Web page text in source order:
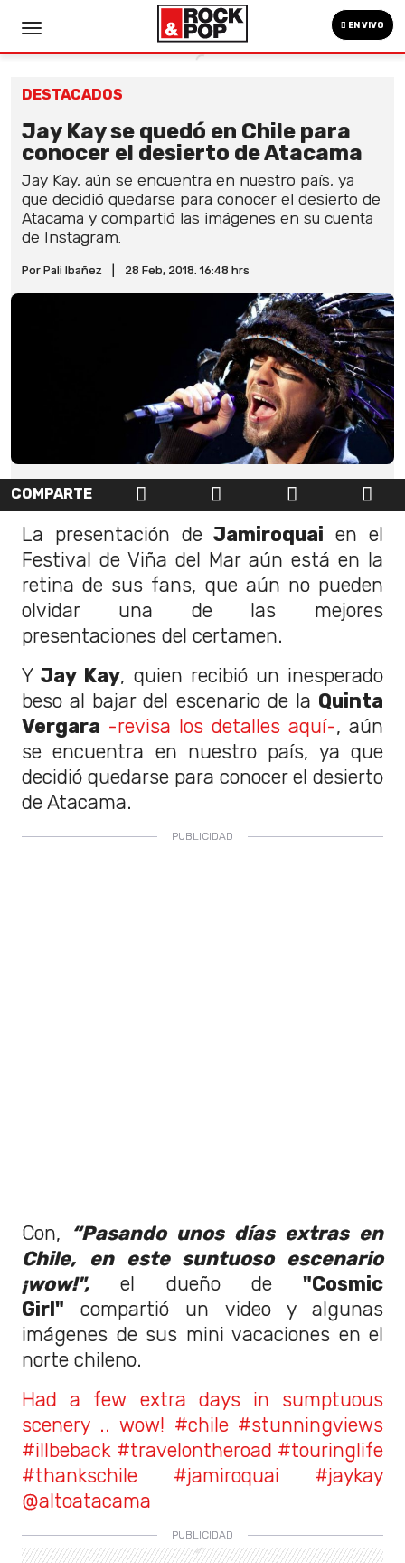
EN VIVO
DESTACADOS
Jay Kay se quedó en Chile para
conocer el desierto de Atacama
Jay Kay, aún se encuentra en nuestro país, ya
que decidió quedarse para conocer el desierto de
Atacama y compartió las imágenes en su cuenta
de Instagram.
Por Pali Ibañez 28 Feb, 2018. 16:48 hrs
COMPARTE
La presentación deJamiroquai en el
Festival de Viña del Mar aún está en la
retina de sus fans, que aún no pueden
olvidar una de las mejores
presentaciones del certamen.
YJay Kay, quien recibió un inesperado
beso al bajar del escenario de la Quinta
Vergara -revisa los detalles aquí-, aún
se encuentra en nuestro país, ya que
decidió quedarse para conocer el desierto
de Atacama.
Con,
“Pasando unos días extras en
Chile,
en este suntuoso escenario
¡wow!", el dueño de "Cosmic
Girl" compartió un video y algunas
imágenes de sus mini vacaciones en el
norte chileno.
Had a few extra days in sumptuous
scenery .. wow! #chile #stunningviews
#illbeback #travelontheroad #touringlife
#thankschile #jamiroquai #jaykay
@altoatacama